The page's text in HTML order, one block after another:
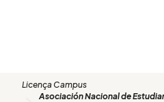
Licença Campus
Asociación Nacional de